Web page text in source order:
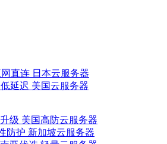
直连 日本云服务器
延迟 美国云服务器
级 美国高防云服务器
防护 新加坡云服务器